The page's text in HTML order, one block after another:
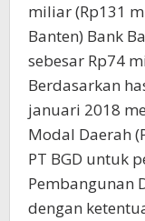
miliar (Rp131
Banten) Bank
sebesar Rp74
Berdasarkan
januari 2018
Modal Daerah
PT BGD untuk
Pembangunan
dengan